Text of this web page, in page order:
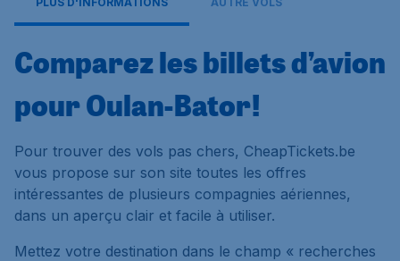
Comparez les billets d’avion
pour Oulan-Bator!
Pour trouver des vols pas chers, CheapTickets.be
vous propose sur son site toutes les offres
intéressantes de plusieurs compagnies aériennes,
dans un aperçu clair et facile à utiliser.
Mettez votre destination dans le champ « recherches